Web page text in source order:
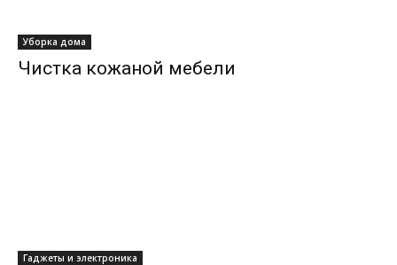
Уборка дома
Чистка кожаной мебели
Гаджеты и электроника